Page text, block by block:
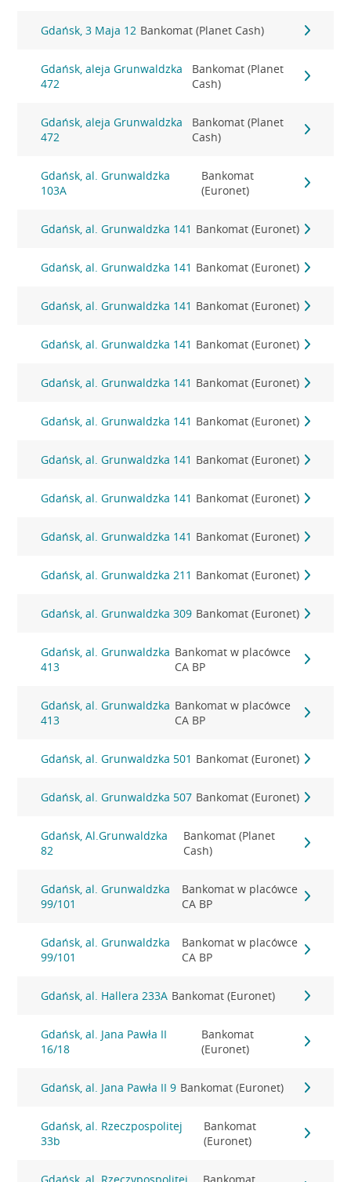
Gdańsk, 3 Maja 12 Bankomat (Planet Cash)
Gdańsk, aleja Grunwaldzka
472
Bankomat (Planet
Cash)
Gdańsk, aleja Grunwaldzka
472
Bankomat (Planet
Cash)
Gdańsk, al. Grunwaldzka
103A
Bankomat
(Euronet)
Gdańsk, al. Grunwaldzka 141 Bankomat (Euronet)
Gdańsk, al. Grunwaldzka 141 Bankomat (Euronet)
Gdańsk, al. Grunwaldzka 141 Bankomat (Euronet)
Gdańsk, al. Grunwaldzka 141 Bankomat (Euronet)
Gdańsk, al. Grunwaldzka 141 Bankomat (Euronet)
Gdańsk, al. Grunwaldzka 141 Bankomat (Euronet)
Gdańsk, al. Grunwaldzka 141 Bankomat (Euronet)
Gdańsk, al. Grunwaldzka 141 Bankomat (Euronet)
Gdańsk, al. Grunwaldzka 141 Bankomat (Euronet)
Gdańsk, al. Grunwaldzka 211 Bankomat (Euronet)
Gdańsk, al. Grunwaldzka 309 Bankomat (Euronet)
Gdańsk, al. Grunwaldzka
413
Bankomat w placówce
CA BP
Gdańsk, al. Grunwaldzka
413
Bankomat w placówce
CA BP
Gdańsk, al. Grunwaldzka 501 Bankomat (Euronet)
Gdańsk, al. Grunwaldzka 507 Bankomat (Euronet)
Gdańsk, Al.Grunwaldzka
82
Bankomat (Planet
Cash)
Gdańsk, al. Grunwaldzka
99/101
Bankomat w placówce
CA BP
Gdańsk, al. Grunwaldzka
99/101
Bankomat w placówce
CA BP
Gdańsk, al. Hallera 233A Bankomat (Euronet)
Gdańsk, al. Jana Pawła II
16/18
Bankomat
(Euronet)
Gdańsk, al. Jana Pawła II 9 Bankomat (Euronet)
Gdańsk, al. Rzeczpospolitej
33b
Bankomat
(Euronet)